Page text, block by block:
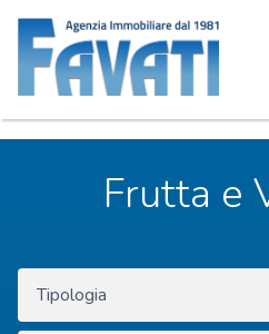
Servizi
Attività commerciali
Frutta e